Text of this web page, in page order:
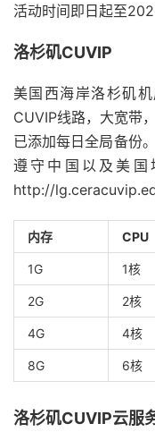
活动时间即日起至
洛杉矶CUVIP
美国西海岸洛杉矶
CUVIP线路，大宽带
已添加每日全局备份
遵守中国以及美国
http://
内存 CPU
1G 1核
2G 2核
4G 4核
8G 6核
洛杉矶CUVIP云服